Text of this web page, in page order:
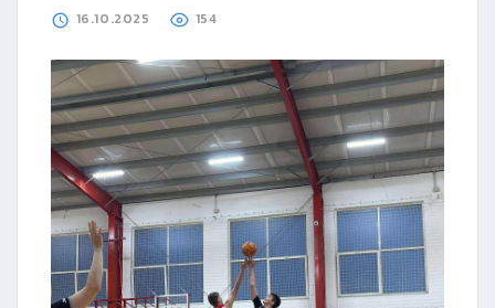
16.10.2025 154